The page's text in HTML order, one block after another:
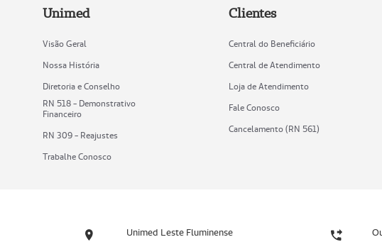
Unimed
Visão Geral
Nossa História
Diretoria e Conselho
RN 518 - Demonstrativo
Financeiro
RN 309 - Reajustes
Trabalhe Conosco
Clientes
Central do Beneficiário
Central de Atendimento
Loja de Atendimento
Fale Conosco
Cancelamento (RN 561)
Unimed Leste Fluminense